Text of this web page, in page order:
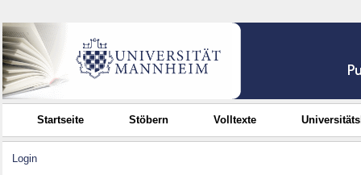
Startseite Stöbern Volltexte
Login